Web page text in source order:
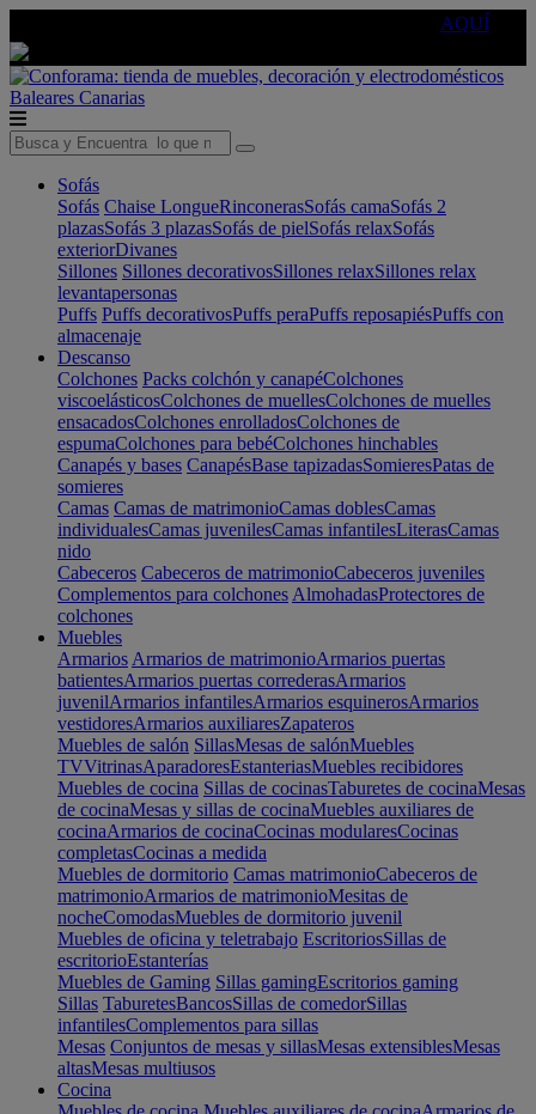
AQUÍ
Baleares Canarias
Sofás
Sofás Chaise LongueRinconerasSofás camaSofás 2
plazasSofás 3 plazasSofás de pielSofás relaxSofás
exteriorDivanes
Sillones Sillones decorativosSillones relaxSillones relax
levantapersonas
Puffs Puffs decorativosPuffs peraPuffs reposapiésPuffs con
almacenaje
Descanso
Colchones Packs colchón y canapéColchones
viscoelásticosColchones de muellesColchones de muelles
ensacadosColchones enrolladosColchones de
espumaColchones para bebéColchones hinchables
Canapés y bases CanapésBase tapizadasSomieresPatas de
somieres
Camas Camas de matrimonioCamas doblesCamas
individualesCamas juvenilesCamas infantilesLiterasCamas
nido
Cabeceros Cabeceros de matrimonioCabeceros juveniles
Complementos para colchones AlmohadasProtectores de
colchones
Muebles
Armarios Armarios de matrimonioArmarios puertas
batientesArmarios puertas correderasArmarios
juvenilArmarios infantilesArmarios esquinerosArmarios
vestidoresArmarios auxiliaresZapateros
Muebles de salón SillasMesas de salónMuebles
TVVitrinasAparadoresEstanteriasMuebles recibidores
Muebles de cocina Sillas de cocinasTaburetes de cocinaMesas
de cocinaMesas y sillas de cocinaMuebles auxiliares de
cocinaArmarios de cocinaCocinas modularesCocinas
completasCocinas a medida
Muebles de dormitorio Camas matrimonioCabeceros de
matrimonioArmarios de matrimonioMesitas de
nocheComodasMuebles de dormitorio juvenil
Muebles de oficina y teletrabajo EscritoriosSillas de
escritorioEstanterías
Muebles de Gaming Sillas gamingEscritorios gaming
Sillas TaburetesBancosSillas de comedorSillas
infantilesComplementos para sillas
Mesas Conjuntos de mesas y sillasMesas extensiblesMesas
altasMesas multiusos
Cocina